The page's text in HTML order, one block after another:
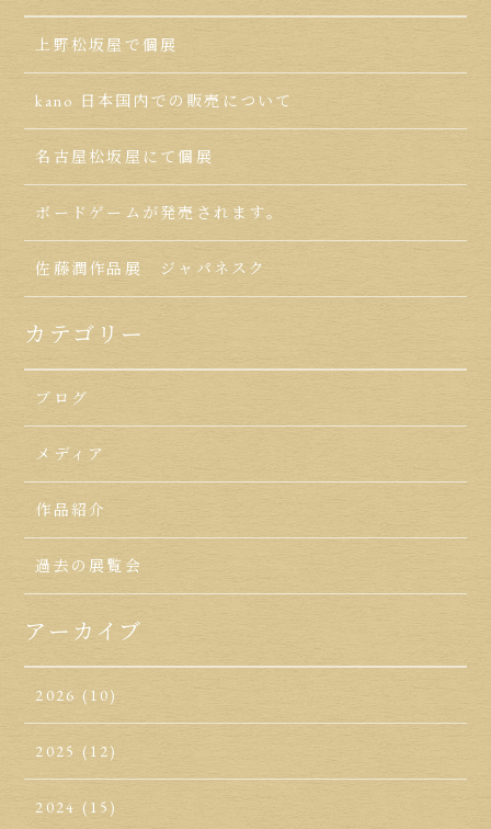
上野松坂屋で個展
kano 日本国内での販売について
名古屋松坂屋にて個展
ボードゲームが発売されます。
佐藤潤作品展 ジャパネスク
カテゴリー
ブログ
メディア
作品紹介
過去の展覧会
アーカイブ
2026 (10)
2025 (12)
2024 (15)